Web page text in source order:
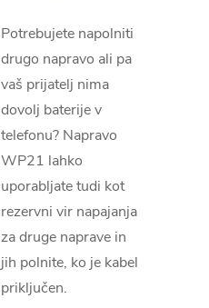
Potrebujete napolniti
drugo napravo ali pa
vaš prijatelj nima
dovolj baterije v
telefonu? Napravo
WP21 lahko
uporabljate tudi kot
rezervni vir napajanja
za druge naprave in
jih polnite, ko je kabel
priključen.